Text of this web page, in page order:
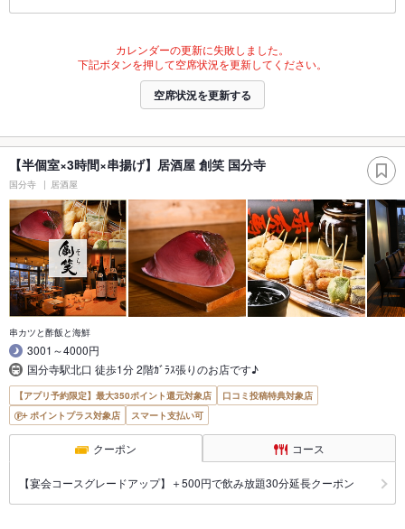
カレンダーの更新に失敗しました。
下記ボタンを押して空席状況を更新してください。
空席状況を更新する
【半個室×3時間×串揚げ】居酒屋 創笑 国分寺
国分寺 居酒屋
串カツと酢飯と海鮮
3001～4000円
国分寺駅北口 徒歩1分 2階ｶﾞﾗｽ張りのお店です♪
【アプリ予約限定】最大350ポイント還元対象店
口コミ投稿特典対象店
ポイントプラス対象店
スマート支払い可
クーポン コース
【宴会コースグレードアップ】＋500円で飲み放題30分延長クーポン